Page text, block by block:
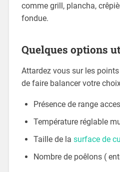
comme grill, plancha,
fondue.
Quelques options
Attardez vous sur les
de faire balancer votre
Présence de range
Température réglable
Taille de la surface de
Nombre de poêlons (